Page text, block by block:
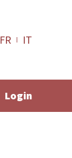
FR IT
Login